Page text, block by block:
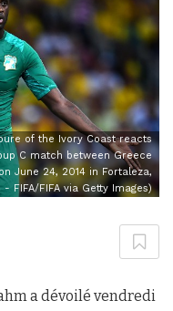
of the Ivory Coast reacts
C match between Greece
June 24, 2014 in Fortaleza,
FIFA/FIFA via Getty Images)
a dévoilé vendredi